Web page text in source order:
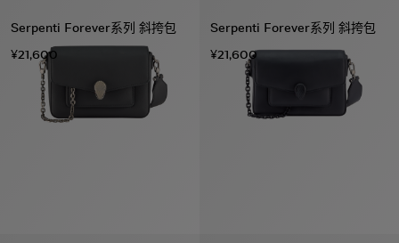
Serpenti Forever系列 斜挎包
¥21,600
Serpenti Forever系列 斜挎包
¥21,600